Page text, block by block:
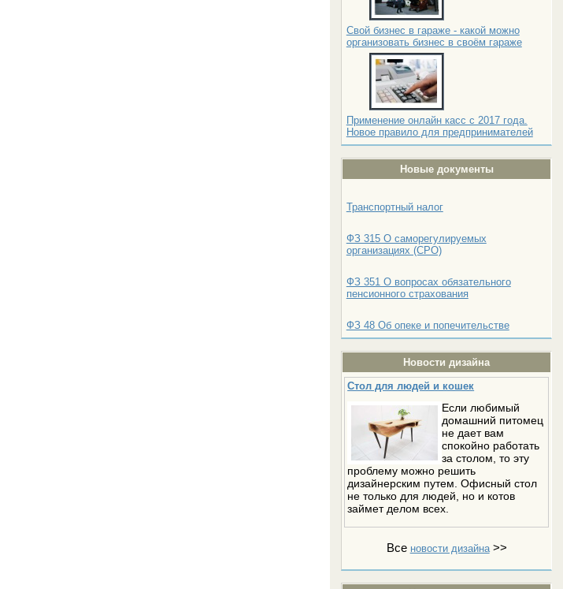
Свой бизнес в гараже - какой можно
организовать бизнес в своём гараже
Применение онлайн касс с 2017 года.
Новое правило для предпринимателей
Новые документы
Транспортный налог
ФЗ 315 О саморегулируемых
организациях (СРО)
ФЗ 351 О вопросах обязательного
пенсионного страхования
ФЗ 48 Об опеке и попечительстве
Новости дизайна
Стол для людей и кошек
Если любимый
домашний питомец
не дает вам
спокойно работать
за столом, то эту
проблему можно решить
дизайнерским путем. Офисный стол
не только для людей, но и котов
займет делом всех.
Все новости дизайна>>